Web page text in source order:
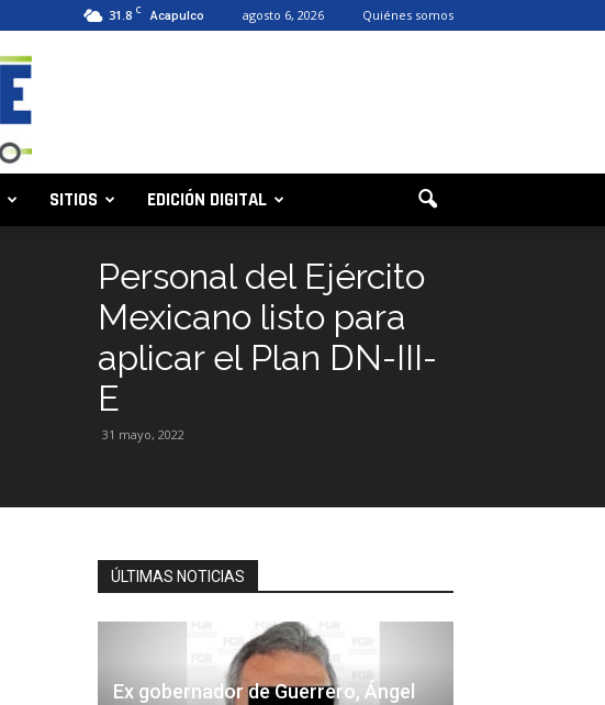
31.8 C Acapulco agosto 6, 2026 Quiénes somos
SITIOS EDICIÓN DIGITAL
Personal del Ejército
Mexicano listo para
aplicar el Plan DN-III-
E
31 mayo, 2022
ÚLTIMAS NOTICIAS
Ex gobernador de Guerrero, Ángel